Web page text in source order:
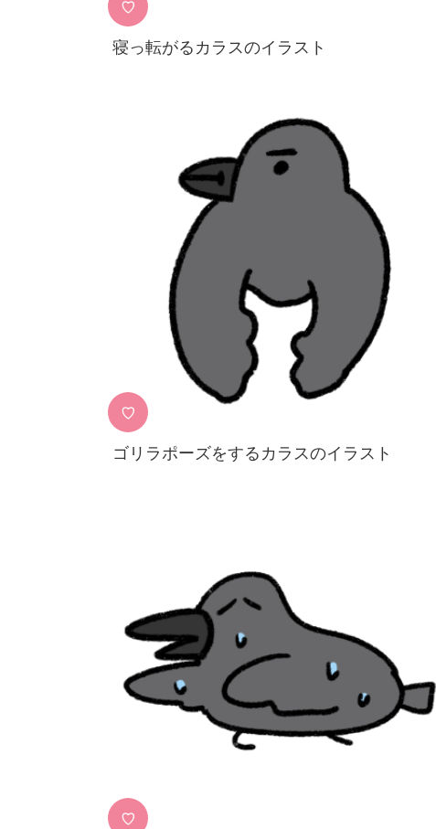
♡
寝っ転がるカラスのイラスト
♡
ゴリラポーズをするカラスのイラスト
♡